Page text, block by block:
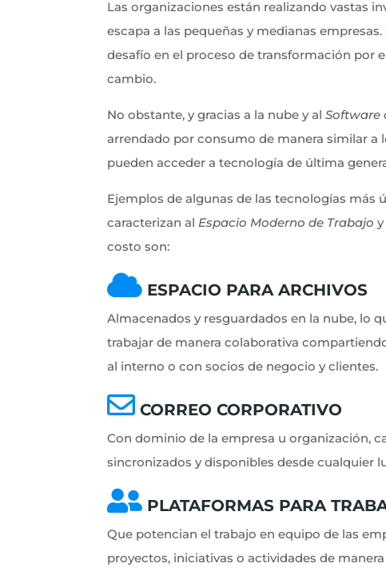
Las organizaciones están realizando vastas
escapa a las pequeñas y medianas
desafío en el proceso de transformación por
cambio.
No obstante, y gracias a la nube y alSoftware
arrendado por consumo de manera similar a
pueden acceder a tecnología de última
Ejemplos de algunas de las tecnologías más
caracterizan al Espacio Moderno de Trabajo
costo son:
ESPACIO PARA ARCHIVOS
Almacenados y resguardados en la nube, lo
trabajar de manera colaborativa
al interno o con socios de negocio y clientes.
CORREO CORPORATIVO
Con dominio de la empresa u organización,
sincronizados y disponibles desde cualquier
PLATAFORMAS PARA
Que potencian el trabajo en equipo de las
proyectos, iniciativas o actividades de